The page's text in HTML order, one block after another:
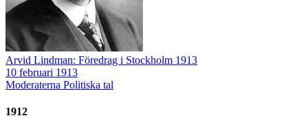
Arvid Lindman: Föredrag i Stockholm 1913
10 februari 1913
Moderaterna Politiska tal
1912